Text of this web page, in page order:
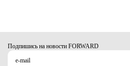
Подпишись на новости FORWARD